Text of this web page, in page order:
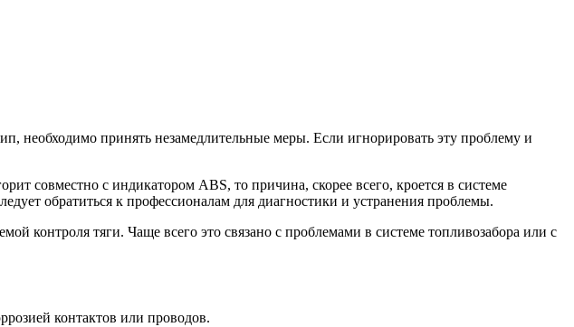
необходимо принять незамедлительные меры. Если игнорировать эту проблему и
совместно с индикатором ABS, то причина, скорее всего, кроется в системе
обратиться к профессионалам для диагностики и устранения проблемы.
контроля тяги. Чаще всего это связано с проблемами в системе топливозабора или с
контактов или проводов.